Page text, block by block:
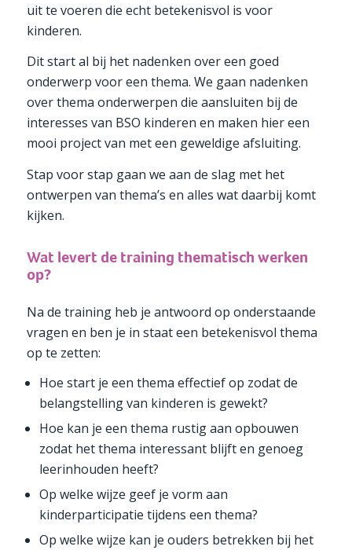
uit te voeren die echt betekenisvol is voor
kinderen.
Dit start al bij het nadenken over een goed
onderwerp voor een thema. We gaan nadenken
over thema onderwerpen die aansluiten bij de
interesses van BSO kinderen en maken hier een
mooi project van met een geweldige afsluiting.
Stap voor stap gaan we aan de slag met het
ontwerpen van thema’s en alles wat daarbij komt
kijken.
Wat levert de training thematisch werken
op?
Na de training heb je antwoord op onderstaande
vragen en ben je in staat een betekenisvol thema
op te zetten:
Hoe start je een thema effectief op zodat de
belangstelling van kinderen is gewekt?
Hoe kan je een thema rustig aan opbouwen
zodat het thema interessant blijft en genoeg
leerinhouden heeft?
Op welke wijze geef je vorm aan
kinderparticipatie tijdens een thema?
Op welke wijze kan je ouders betrekken bij het